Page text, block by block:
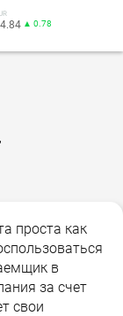
▲ 0.78
проста как
в
за счет
свои